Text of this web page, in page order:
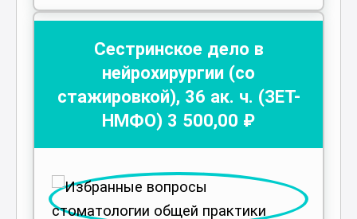
Сестринское дело в
нейрохирургии (со
стажировкой), 36 ак. ч. (ЗЕТ-
НМФО) 3 500,00 ₽